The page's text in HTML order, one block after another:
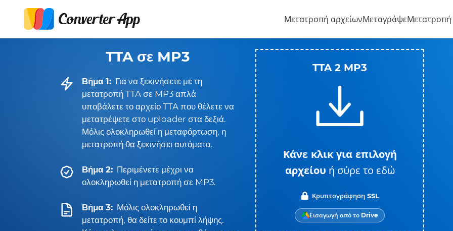
Μετατροπή αρχείωνΜεταγράψεΜετατροπή
TTA σε MP3
Βήμα 1: Για να ξεκινήσετε με τη
μετατροπή TTA σε MP3 απλά
υποβάλετε το αρχείο TTA που θέλετε να
μετατρέψετε στο uploader στα δεξιά.
Μόλις ολοκληρωθεί η μεταφόρτωση, η
μετατροπή θα ξεκινήσει αυτόματα.
Βήμα 2: Περιμένετε μέχρι να
ολοκληρωθεί η μετατροπή σε MP3.
Βήμα 3: Μόλις ολοκληρωθεί η
μετατροπή, θα δείτε το κουμπί λήψης.
TTA 2 MP3
Κάνε κλικ για επιλογή
αρχείου ή σύρε το εδώ
Κρυπτογράφηση SSL
Εισαγωγή από το Drive